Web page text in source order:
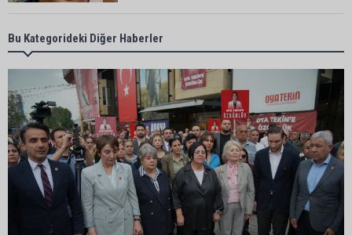
Yeni Parti Çukurova kurucu ilçe başkanı Ümit Arif
Özsoy oldu
Enerji ve Tabii Kaynaklar Bakanı Alparslan
Bayraktar: “Ceyhan’ı Rotterdam’a çevirebiliriz”
Başkan Ali Bedrettin Karataş’tan sahiller için
duyarlılık çağrısı
Bu Kategorideki Diğer Haberler